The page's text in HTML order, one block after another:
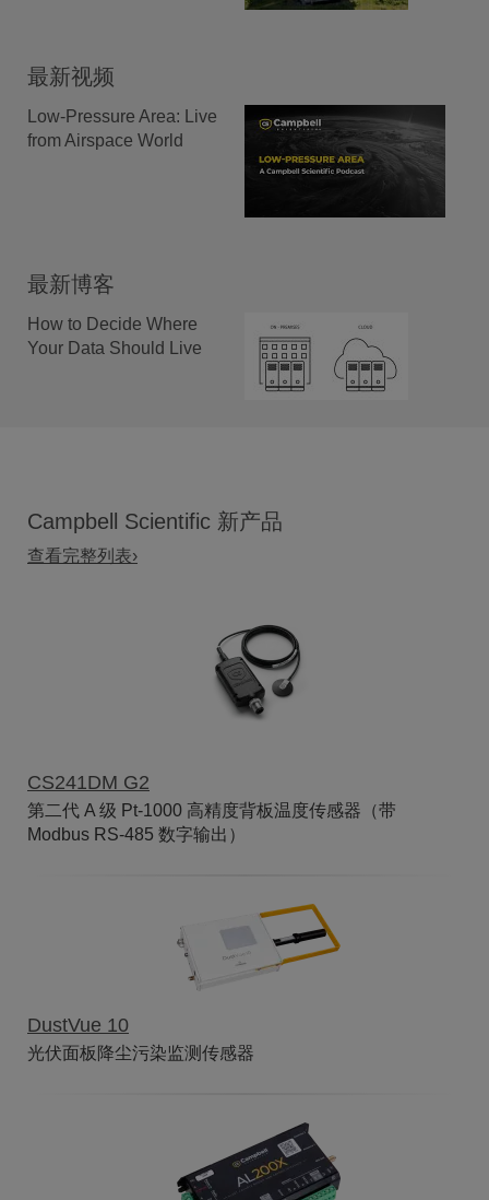
最新视频
Low-Pressure Area: Live
from Airspace World
最新博客
How to Decide Where
Your Data Should Live
Campbell Scientific 新产品
查看完整列表›
CS241DM G2
第二代 A 级 Pt-1000 高精度背板温度传感器（带
Modbus RS-485 数字输出）
DustVue 10
光伏面板降尘污染监测传感器